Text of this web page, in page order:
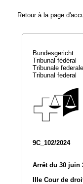
Retour à la page
Bundesgericht
Tribunal fédéral
Tribunale federale
Tribunal federal
9C_102/2024
Arrêt du 30 juin
IIIe Cour de